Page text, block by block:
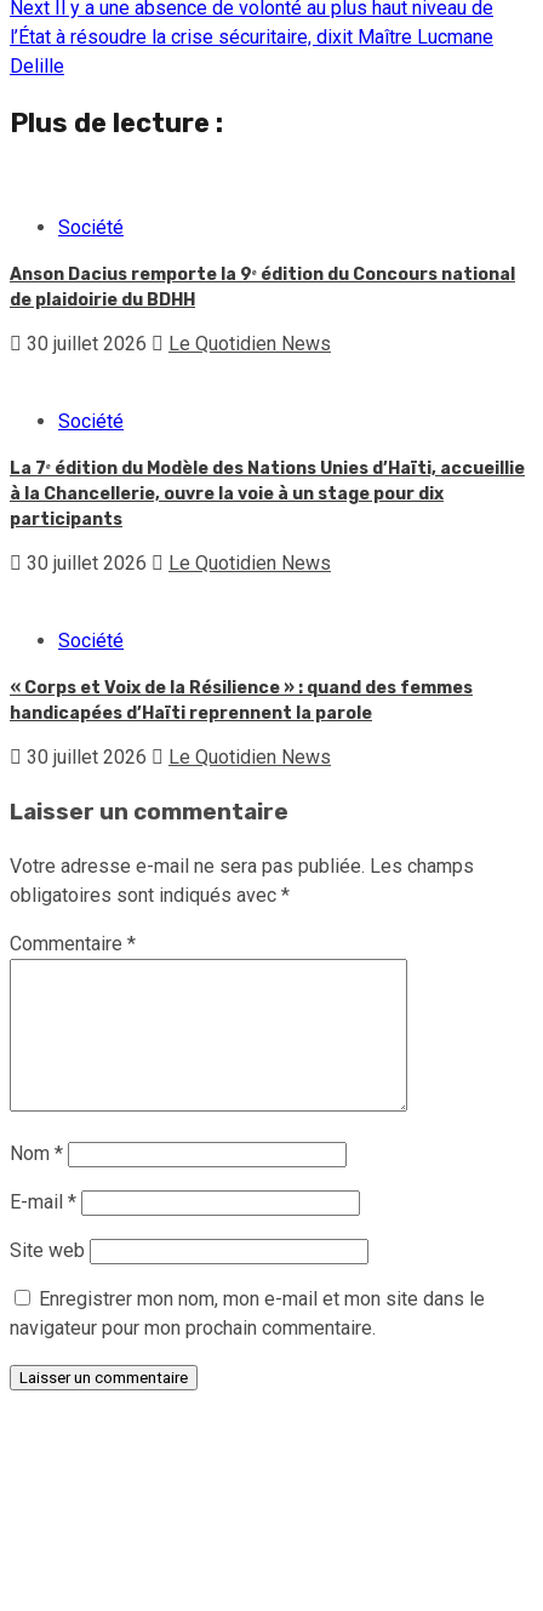
Next Il y a une absence de volonté au plus haut niveau de
l’État à résoudre la crise sécuritaire, dixit Maître Lucmane
Delille
Plus de lecture :
Société
Anson Dacius remporte la 9ᵉ édition du Concours national
de plaidoirie du BDHH
30 juillet 2026 Le Quotidien News
Société
La 7ᵉ édition du Modèle des Nations Unies d’Haïti, accueillie
à la Chancellerie, ouvre la voie à un stage pour dix
participants
30 juillet 2026 Le Quotidien News
Société
« Corps et Voix de la Résilience » : quand des femmes
handicapées d’Haïti reprennent la parole
30 juillet 2026 Le Quotidien News
Laisser un commentaire
Votre adresse e-mail ne sera pas publiée. Les champs
obligatoires sont indiqués avec *
Commentaire *
Nom *
E-mail *
Site web
Enregistrer mon nom, mon e-mail et mon site dans le
navigateur pour mon prochain commentaire.